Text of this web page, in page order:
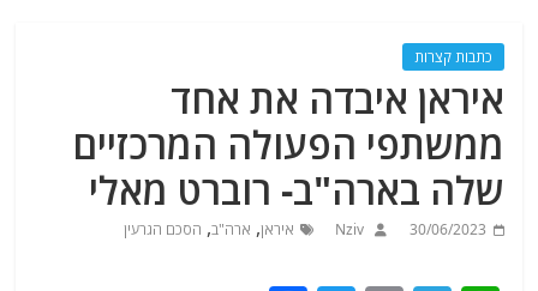
כתבות קצרות
איראן איבדה את אחד
ממשתפי הפעולה המרכזיים
שלה בארה"ב- רוברט מאלי
30/06/2023
Nziv איראן, ארה"ב, הסכם הגרעין